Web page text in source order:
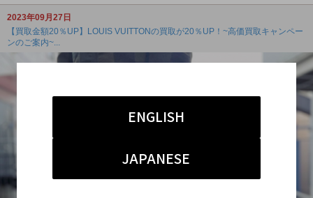
ENGLISH
JAPANESE
2023年09月27日
【買取金額20％UP】LOUIS VUITTONの買取が20％UP！~高価買取キャンペー
ンのご案内~...